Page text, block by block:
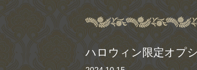
ハロウィン限定オプ